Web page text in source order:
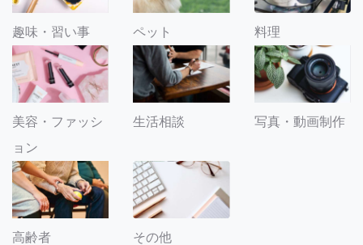
趣味・習い事 ペット 料理
美容・ファッシ
ョン
生活相談 写真・動画制作
高齢者 その他